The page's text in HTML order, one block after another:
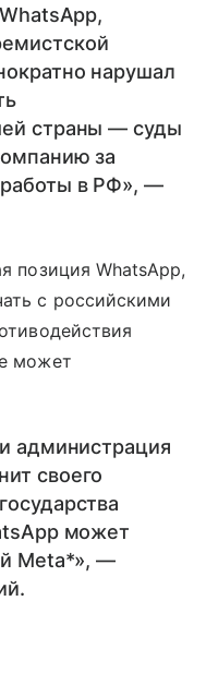
нарушал
страны — суды
за
работы в РФ», —
позиция WhatsApp,
с российскими
может
администрация
своего
может
Meta*», —